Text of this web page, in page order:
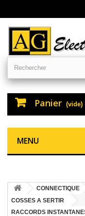
Panier (vide)
MENU
CONNECTIQUE
COSSES A SERTIR
RACCORDS